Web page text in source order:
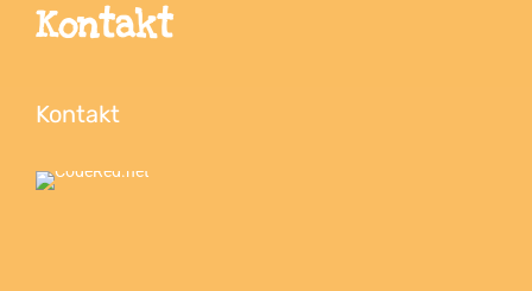
Kontakt
Kontakt